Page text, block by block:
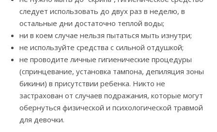
следует использовать до двух раз в неделю, в
остальные дни достаточно теплой воды;
ни в коем случае нельзя пытаться мыть изнутри;
не используйте средства с сильной отдушкой;
не проводите личные гигиенические процедуры
(спринцевание, установка тампона, депиляция зоны
бикини) в присутствии ребенка. Никто не
застрахован от случаев подражания, которые могут
обернуться физической и психологической травмой
для девочки.